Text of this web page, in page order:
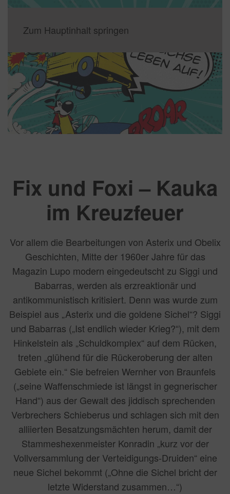
Zum Hauptinhalt springen
Fix und Foxi – Kauka
im Kreuzfeuer
Vor allem die Bearbeitungen von Asterix und Obelix
Geschichten, Mitte der 1960er Jahre für das
Magazin Lupo modern eingedeutscht zu Siggi und
Babarras, werden als erzreaktionär und
antikommunistisch kritisiert. Denn was wurde zum
Beispiel aus „Asterix und die goldene Sichel“? Siggi
und Babarras („Ist endlich wieder Krieg?“), mit dem
Hinkelstein als „Schuldkomplex“ auf dem Rücken,
treten „glühend für die Rückeroberung der alten
Gebiete ein.“ Sie befreien Wernher von Braunfels
(„seine Waffenschmiede ist längst in gegnerischer
Hand“) aus der Gewalt des jiddisch sprechenden
Verbrechers Schieberus und schlagen sich mit den
alliierten Besatzungsmächten herum, damit der
Stammeshexenmeister Konradin „kurz vor der
Vollversammlung der Verteidigungs-Druiden“ eine
neue Sichel bekommt („Ohne die Sichel bricht der
letzte Widerstand zusammen…“)